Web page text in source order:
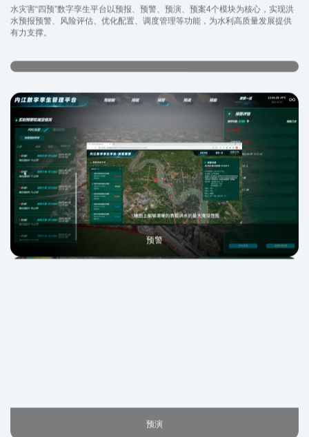
水灾害“四预”数字孪生平台以预报、预警、预演、预案4个模块为核心，实现洪
水预报预警、风险评估、优化配置、调度管理等功能，为水利高质量发展提供
有力支撑。
预报